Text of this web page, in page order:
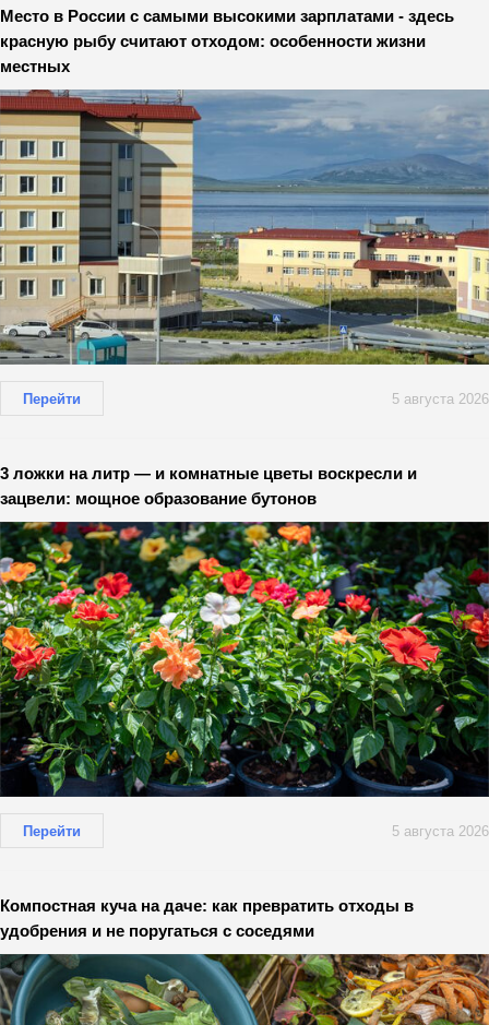
Место в России с самыми высокими зарплатами - здесь
красную рыбу считают отходом: особенности жизни
местных
Перейти 5 августа 2026
3 ложки на литр — и комнатные цветы воскресли и
зацвели: мощное образование бутонов
Перейти 5 августа 2026
Компостная куча на даче: как превратить отходы в
удобрения и не поругаться с соседями